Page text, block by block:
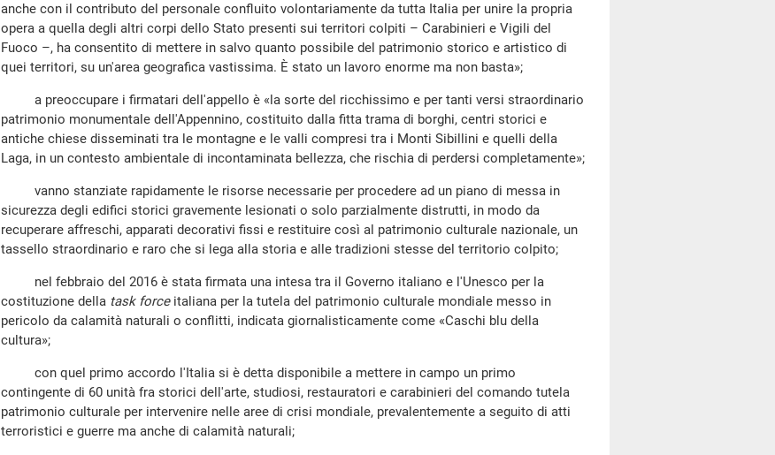
anche con il contributo del personale confluito volontariamente da tutta Italia per unire la propria
opera a quella degli altri corpi dello Stato presenti sui territori colpiti – Carabinieri e Vigili del
Fuoco –, ha consentito di mettere in salvo quanto possibile del patrimonio storico e artistico di
quei territori, su un'area geografica vastissima. È stato un lavoro enorme ma non basta»;
a preoccupare i firmatari dell'appello è «la sorte del ricchissimo e per tanti versi straordinario
patrimonio monumentale dell'Appennino, costituito dalla fitta trama di borghi, centri storici e
antiche chiese disseminati tra le montagne e le valli compresi tra i Monti Sibillini e quelli della
Laga, in un contesto ambientale di incontaminata bellezza, che rischia di perdersi completamente»;
vanno stanziate rapidamente le risorse necessarie per procedere ad un piano di messa in
sicurezza degli edifici storici gravemente lesionati o solo parzialmente distrutti, in modo da
recuperare affreschi, apparati decorativi fissi e restituire così al patrimonio culturale nazionale, un
tassello straordinario e raro che si lega alla storia e alle tradizioni stesse del territorio colpito;
nel febbraio del 2016 è stata firmata una intesa tra il Governo italiano e l'Unesco per la
costituzione della task forceitaliana per la tutela del patrimonio culturale mondiale messo in
pericolo da calamità naturali o conflitti, indicata giornalisticamente come «Caschi blu della
cultura»;
con quel primo accordo l'Italia si è detta disponibile a mettere in campo un primo
contingente di 60 unità fra storici dell'arte, studiosi, restauratori e carabinieri del comando tutela
patrimonio culturale per intervenire nelle aree di crisi mondiale, prevalentemente a seguito di atti
terroristici e guerre ma anche di calamità naturali;